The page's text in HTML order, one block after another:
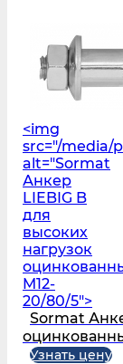
<img
src="/media/
alt="Sormat
Анкер
LIEBIG B
для
высоких
нагрузок
M12-
20/80/5">
Sormat
Узнать цену